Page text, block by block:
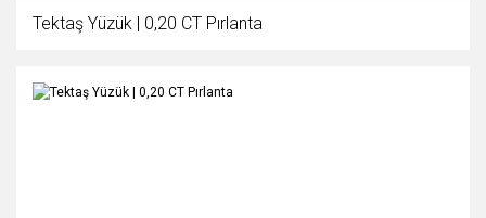
Tektaş Yüzük | 0,20 CT Pırlanta